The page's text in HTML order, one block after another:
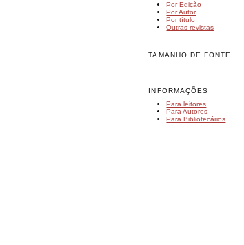
Por Edição
Por Autor
Por título
Outras revistas
TAMANHO DE FONTE
INFORMAÇÕES
Para leitores
Para Autores
Para Bibliotecários